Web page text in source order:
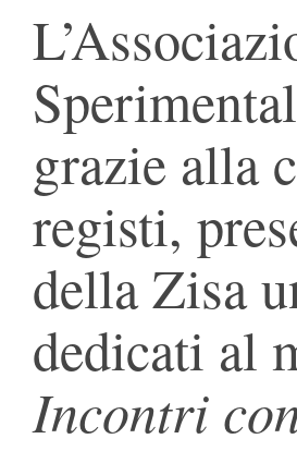
grazie alla
registi,
della Zisa
dedicati al
Incontri